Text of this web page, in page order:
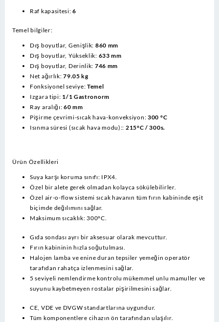
Raf kapasitesi:6
Temel bilgiler:
Dış boyutlar, Genişlik: 860 mm
Dış boyutlar, Yükseklik: 633 mm
Dış boyutlar, Derinlik: 746 mm
Net ağırlık:79.05 kg
Fonksiyonel seviye: Temel
Izgara tipi: 1/1 Gastronorm
Ray aralığı:60 mm
Pişirme çevrimi-sıcak hava-konveksiyon: 300 °C
Isınma süresi (sıcak hava modu):: 215°C / 300s.
Ürün Özellikleri
Suya karşı koruma sınıfı: IPX4.
Özel bir alete gerek olmadan kolayca sökülebilirler.
Özel air-o-flow sistemi sıcak havanın tüm fırın kabininde eşit
biçimde değılımını sağlar.
Maksimum sıcaklık: 300°C.
Gıda sondası ayrı bir aksesuar olarak mevcuttur.
Fırın kabininin hızla soğutulması.
Halojen lamba ve enine duran tepsiler yemeğin operatör
tarafıdan rahatça izlenmesini sağlar.
5 seviyeli nemlendirme kontrolu mükemmel unlu mamuller ve
suyunu kaybetmeyen rostalar pişirilmesini sağlar.
CE, VDE ve DVGW standartlarına uygundur.
Tüm komponentlere cihazın ön tarafından ulaşılır.